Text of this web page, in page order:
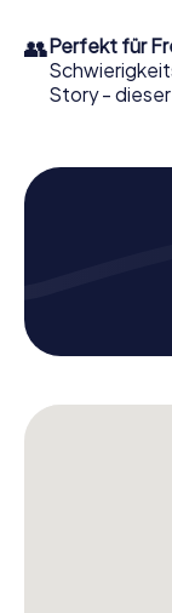
👥Perfekt für
Story -